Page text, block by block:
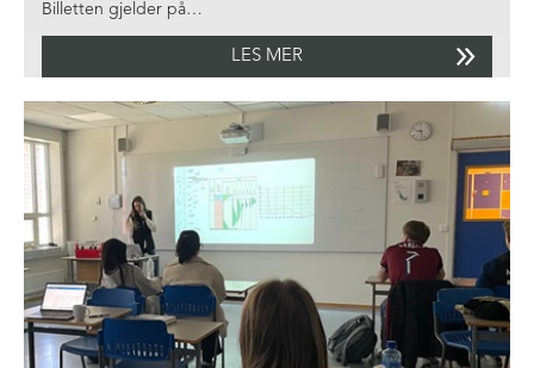
Billetten gjelder på…
LES MER